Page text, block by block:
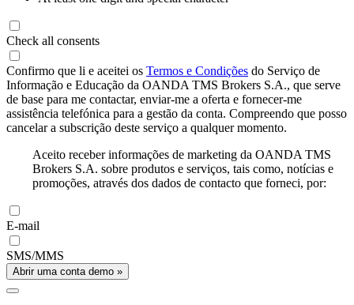
Check all consents
Confirmo que li e aceitei os Termos e Condições do Serviço de
Informação e Educação da OANDA TMS Brokers S.A., que serve
de base para me contactar, enviar-me a oferta e fornecer-me
assistência telefónica para a gestão da conta. Compreendo que posso
cancelar a subscrição deste serviço a qualquer momento.
Aceito receber informações de marketing da OANDA TMS
Brokers S.A. sobre produtos e serviços, tais como, notícias e
promoções, através dos dados de contacto que forneci, por:
E-mail
SMS/MMS
Abrir uma conta demo »